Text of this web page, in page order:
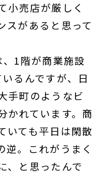
小売店が厳しく
スがあると思って
1階が商業施設
るんですが、日
手町のようなビ
かれています。商
いても平日は閑散
逆。これがうまく
、と思ったんで